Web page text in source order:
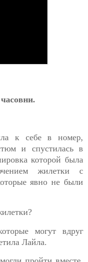
к себе в номер,
и спустилась в
которой была
жилетки с
явно не были
могут вдруг
Лайла.